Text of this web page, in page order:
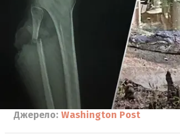
Джерело: Washington Post